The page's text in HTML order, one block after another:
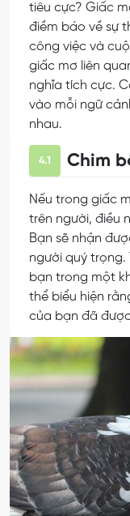
tiêu cực? Giấc
điềm báo về sự
công việc và
giấc mơ liên
nghĩa tích cực.
vào mỗi ngữ
nhau.
4.1 Chim
Nếu trong giấc
trên người, điều
Bạn sẽ nhận
người quý trọng.
bạn trong một
thể biểu hiện
của bạn đã